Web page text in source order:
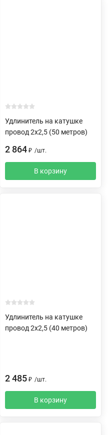
Удлинитель на катушке
провод 2х2,5 (50 метров)
2 864 ₽ /шт.
В корзину
Удлинитель на катушке
провод 2х2,5 (40 метров)
2 485 ₽ /шт.
В корзину